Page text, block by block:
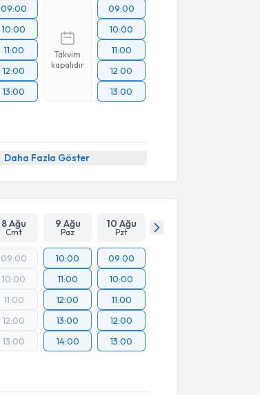
09:00
10:00
11:00
12:00
13:00
Takvim
kapalıdır
09:00
10:00
11:00
12:00
13:00
Daha Fazla Göster
8 Ağu
Cmt
9 Ağu
Paz
10 Ağu
Pzt
09:00
10:00
11:00
12:00
13:00
10:00
11:00
12:00
13:00
14:00
09:00
10:00
11:00
12:00
13:00